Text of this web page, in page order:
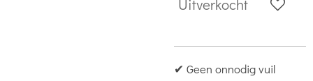
Uitverkocht
✔ Geen onnodig vuil